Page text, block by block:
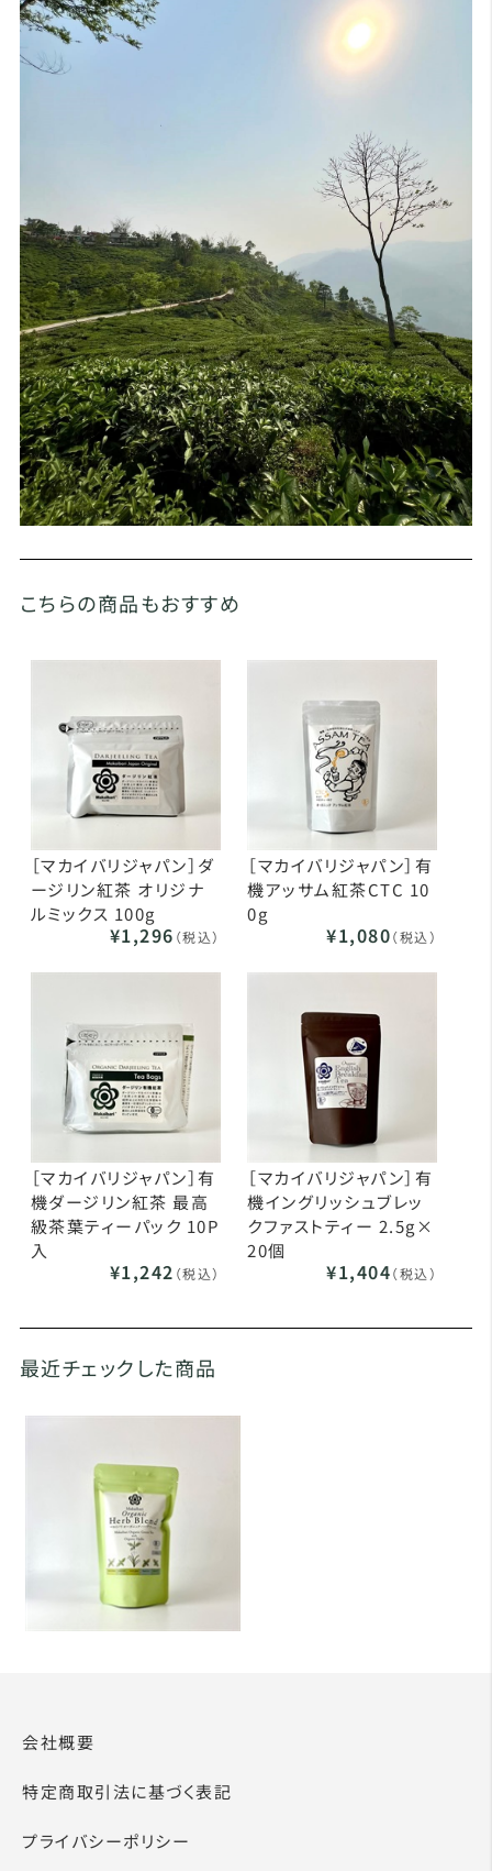
こちらの商品もおすすめ
［マカイバリジャパン］ダ
ージリン紅茶 オリジナ
ルミックス 100g
¥1,296 （税込）
［マカイバリジャパン］有
機アッサム紅茶CTC 10
0g
¥1,080（税込）
［マカイバリジャパン］有
機ダージリン紅茶 最高
級茶葉ティーパック 10P
入
¥1,242 （税込）
［マカイバリジャパン］有
機イングリッシュブレッ
クファストティー 2.5g×
20個
¥1,404（税込）
最近チェックした商品
会社概要
特定商取引法に基づく表記
プライバシーポリシー